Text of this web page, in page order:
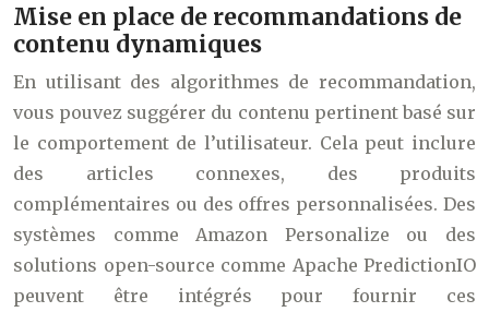
Mise en place de recommandations de
contenu dynamiques
En utilisant des algorithmes de recommandation,
vous pouvez suggérer du contenu pertinent basé sur
le comportement de l’utilisateur. Cela peut inclure
des articles connexes, des produits
complémentaires ou des offres personnalisées. Des
systèmes comme Amazon Personalize ou des
solutions open-source comme Apache PredictionIO
peuvent être intégrés pour fournir ces